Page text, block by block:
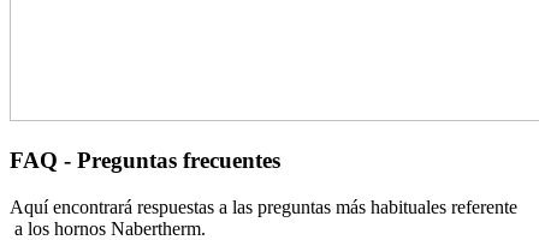
FAQ - Preguntas frecuentes
Aquí encontrará respuestas a las preguntas más habituales referente
a los hornos Nabertherm.